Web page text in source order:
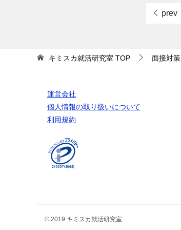
prev
キミスカ就活研究室 TOP 面接対策
運営会社
個人情報の取り扱いについて
利用規約
© 2019 キミスカ就活研究室